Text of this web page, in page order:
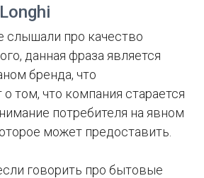
слышали про качество
данная фраза является
бренда, что
том, что компания старается
потребителя на явном
может предоставить.
говорить про бытовые